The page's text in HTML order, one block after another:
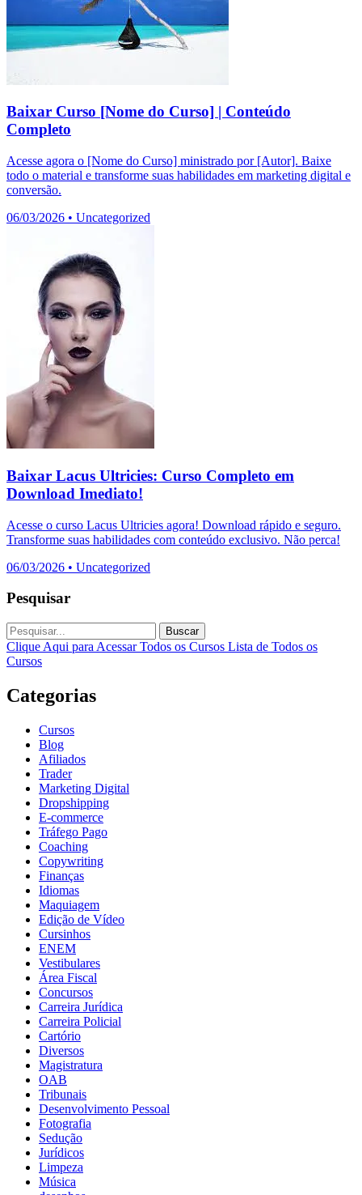
Baixar Curso [Nome do Curso] | Conteúdo
Completo
Acesse agora o [Nome do Curso] ministrado por [Autor]. Baixe
todo o material e transforme suas habilidades em marketing digital e
conversão.
06/03/2026 • Uncategorized
Baixar Lacus Ultricies: Curso Completo em
Download Imediato!
Acesse o curso Lacus Ultricies agora! Download rápido e seguro.
Transforme suas habilidades com conteúdo exclusivo. Não perca!
06/03/2026 • Uncategorized
Pesquisar
Buscar
Clique Aqui para Acessar Todos os Cursos Lista de Todos os
Cursos
Categorias
Cursos
Blog
Afiliados
Trader
Marketing Digital
Dropshipping
E-commerce
Tráfego Pago
Coaching
Copywriting
Finanças
Idiomas
Maquiagem
Edição de Vídeo
Cursinhos
ENEM
Vestibulares
Área Fiscal
Concursos
Carreira Jurídica
Carreira Policial
Cartório
Diversos
Magistratura
OAB
Tribunais
Desenvolvimento Pessoal
Fotografia
Sedução
Jurídicos
Limpeza
Música